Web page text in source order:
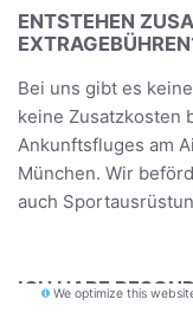
ENTSTEHEN
Bei uns gibt es
keine Zusatzkosten
Ankunftsfluges am
München. Wir
auch
ICH HABE
We optimize this